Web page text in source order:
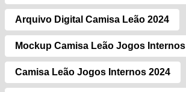
Arquivo Digital Camisa Leão 2024
Mockup Camisa Leão Jogos Internos
Camisa Leão Jogos Internos 2024